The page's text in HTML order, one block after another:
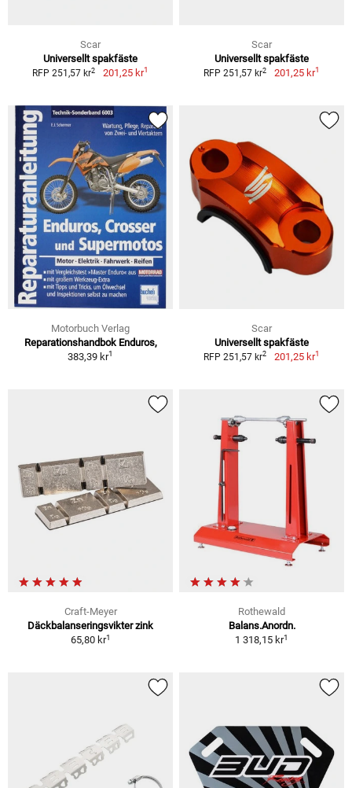
Scar
Universellt spakfäste
RFP 251,57 kr2 201,25 kr1
Scar
Universellt spakfäste
RFP 251,57 kr2 201,25 kr1
Motorbuch Verlag
Reparationshandbok Enduros,
383,39 kr1
Scar
Universellt spakfäste
RFP 251,57 kr2 201,25 kr1
Craft-Meyer
Däckbalanseringsvikter zink
65,80 kr1
Rothewald
Balans.Anordn.
1 318,15 kr1